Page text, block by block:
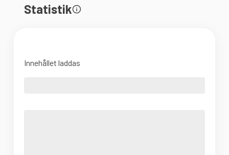
Statistik
Innehållet laddas